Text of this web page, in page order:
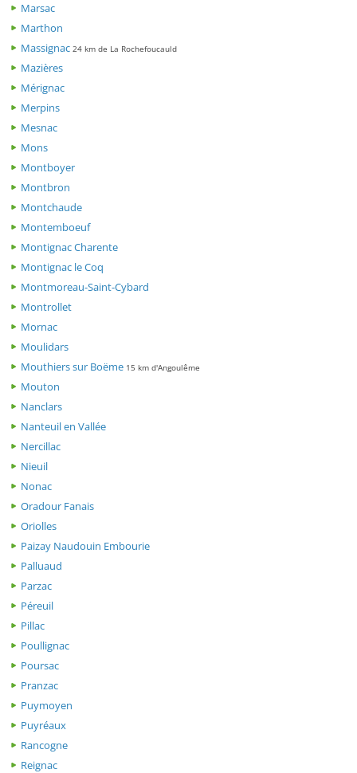
Marsac
Marthon
Massignac 24 km de La Rochefoucauld
Mazières
Mérignac
Merpins
Mesnac
Mons
Montboyer
Montbron
Montchaude
Montemboeuf
Montignac Charente
Montignac le Coq
Montmoreau-Saint-Cybard
Montrollet
Mornac
Moulidars
Mouthiers sur Boëme 15 km d'Angoulême
Mouton
Nanclars
Nanteuil en Vallée
Nercillac
Nieuil
Nonac
Oradour Fanais
Oriolles
Paizay Naudouin Embourie
Palluaud
Parzac
Péreuil
Pillac
Poullignac
Poursac
Pranzac
Puymoyen
Puyréaux
Rancogne
Reignac